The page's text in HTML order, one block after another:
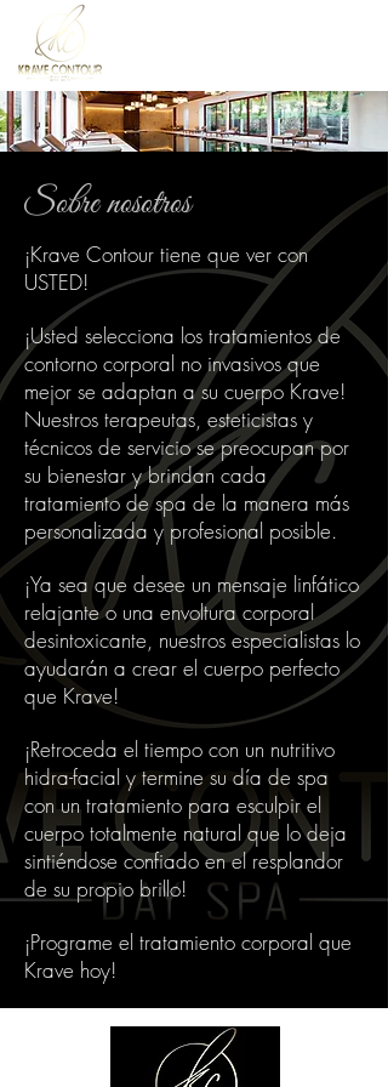
¡Krave Contour tiene que ver con
USTED!
¡Usted selecciona los tratamientos de
contorno corporal no invasivos que
mejor se adaptan a su cuerpo Krave!
Nuestros terapeutas, esteticistas y
técnicos de servicio se preocupan por
su bienestar y brindan cada
tratamiento de spa de la manera más
personalizada y profesional posible.
¡Ya sea que desee un mensaje linfático
relajante o una envoltura corporal
desintoxicante, nuestros especialistas lo
ayudarán a crear el cuerpo perfecto
que Krave!
¡Retroceda el tiempo con un nutritivo
hidra-facial y termine su día de spa
con un tratamiento para esculpir el
cuerpo totalmente natural que lo deja
sintiéndose confiado en el resplandor
de su propio brillo!
¡Programe el tratamiento corporal que
Krave hoy!
Sobre nosotros